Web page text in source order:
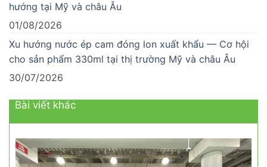
hướng tại Mỹ và châu Âu
01/08/2026
Xu hướng nước ép cam đóng lon xuất khẩu — Cơ hội
cho sản phẩm 330ml tại thị trường Mỹ và châu Âu
30/07/2026
Bài viết khác